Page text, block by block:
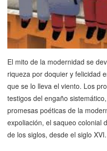
El mito de la modernidad se
riqueza por doquier y felicidad
que se lo lleva el viento. Los
testigos del engaño
promesas poéticas de la
expoliación, el saqueo colonial
de los siglos, desde el siglo XVI.